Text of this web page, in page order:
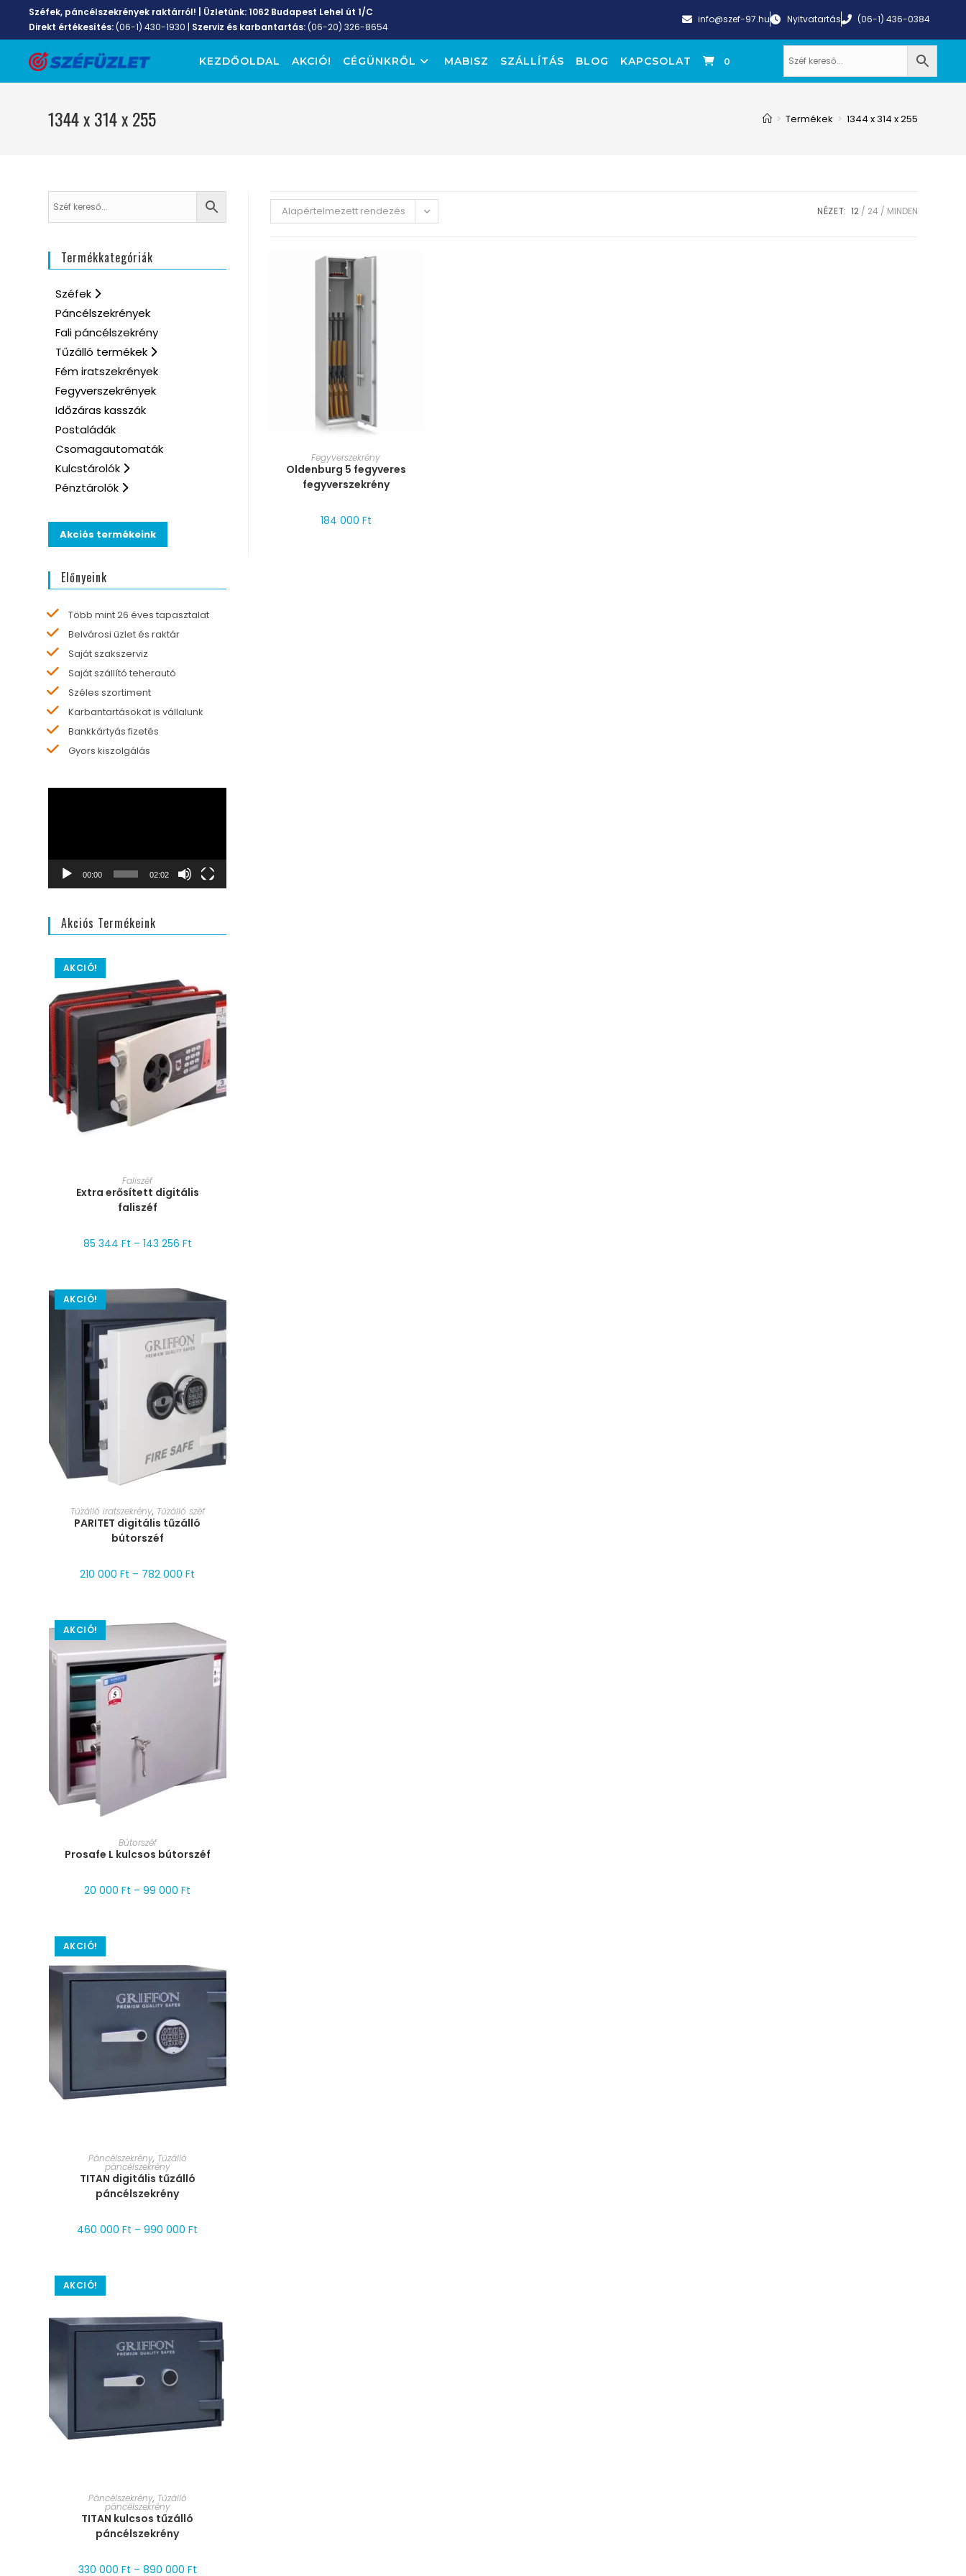
Széfek, páncélszekrények raktárról! | Üzletünk:1062 Budapest Lehel út 1/C
Direkt értékesítés:(06-1) 430-1930 | Szerviz és karbantartás:(06-20) 326-8654
info@szef-97.hu Nyitvatartás (06-1) 436-0384
KEZDŐOLDAL AKCIÓ! CÉGÜNKRŐL MABISZ SZÁLLÍTÁS BLOG KAPCSOLAT 0
1344 x 314 x 255 > Termékek > 1344 x 314 x 255
Alapértelmezett rendezés NÉZET: 12 24 MINDEN
MÉRET VÁLASZTÁSA
Fegyverszekrény
Oldenburg 5 fegyveres
fegyverszekrény
184 000 Ft
Termékkategóriák
Széfek
Páncélszekrények
Fali páncélszekrény
Tűzálló termékek
Fém iratszekrények
Fegyverszekrények
Időzáras kasszák
Postaládák
Csomagautomaták
Kulcstárolók
Pénztárolók
Akciós termékeink
Előnyeink
Több mint 26 éves tapasztalat
Belvárosi üzlet és raktár
Saját szakszerviz
Saját szállító teherautó
Széles szortiment
Karbantartásokat is vállalunk
Bankkártyás fizetés
Gyors kiszolgálás
00:00 02:02
Akciós Termékeink
AKCIÓ!
MÉRET VÁLASZTÁSA
Faliszéf
Extra erősített digitális
faliszéf
85 344 Ft – 143 256 Ft
AKCIÓ!
MÉRET VÁLASZTÁSA
Tűzálló iratszekrény, Tűzálló széf
PARITET digitális tűzálló
bútorszéf
210 000Ft – 782 000Ft
AKCIÓ!
MÉRET VÁLASZTÁSA
Bútorszéf
Prosafe L kulcsos bútorszéf
20 000Ft –99 000Ft
AKCIÓ!
MÉRET VÁLASZTÁSA
Páncélszekrény, Tűzálló
páncélszekrény
TITAN digitális tűzálló
páncélszekrény
460 000Ft –990 000Ft
AKCIÓ!
MÉRET VÁLASZTÁSA
Páncélszekrény, Tűzálló
páncélszekrény
TITAN kulcsos tűzálló
páncélszekrény
330 000 Ft – 890 000 Ft